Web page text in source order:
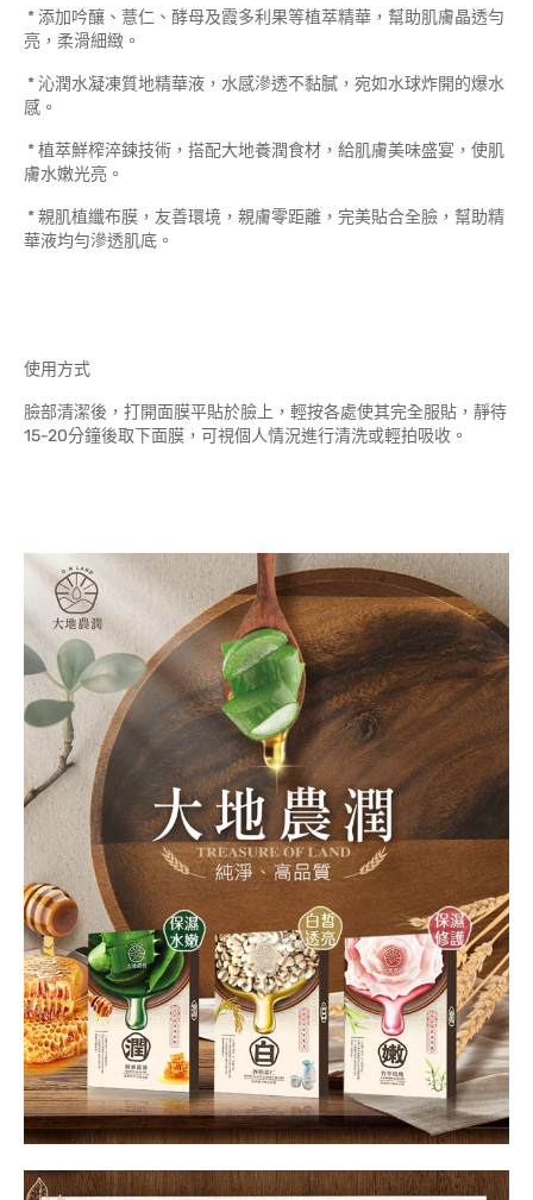
* 添加吟釀、薏仁、酵母及霞多利果等植萃精華，幫助肌膚晶透勻
亮，柔滑細緻。
* 沁潤水凝凍質地精華液，水感滲透不黏膩，宛如水球炸開的爆水
感。
* 植萃鮮榨淬鍊技術，搭配大地養潤食材，給肌膚美味盛宴，使肌
膚水嫩光亮。
* 親肌植纖布膜，友善環境，親膚零距離，完美貼合全臉，幫助精
華液均勻滲透肌底。
使用方式
臉部清潔後，打開面膜平貼於臉上，輕按各處使其完全服貼，靜待
15-20分鐘後取下面膜，可視個人情況進行清洗或輕拍吸收。